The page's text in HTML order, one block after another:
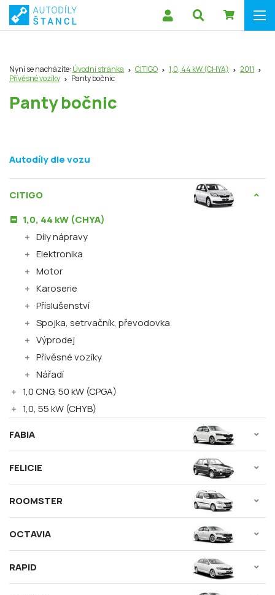
Nyní se nacházíte: Úvodní stránka CITIGO 1,0, 44 kW (CHYA)
2011
Přívěsné vozíky
Panty bočnic
Panty bočnic
Autodíly dle vozu
CITIGO
1,0, 44 kW (CHYA)
Díly nápravy
Elektronika
Motor
Karoserie
Příslušenství
Spojka, setrvačník, převodovka
Výprodej
Přívěsné vozíky
Nářadí
1,0 CNG, 50 kW (CPGA)
1,0, 55 kW (CHYB)
FABIA
FELICIE
ROOMSTER
OCTAVIA
RAPID